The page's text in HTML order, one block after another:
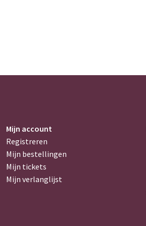
Mijn account
Registreren
Mijn bestellingen
Mijn tickets
Mijn verlanglijst